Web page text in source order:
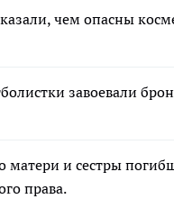
чем опасны
завоевали
матери и сестры
права.